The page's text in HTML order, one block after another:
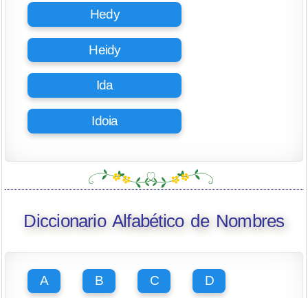
Hedy
Heidy
Ida
Idoia
Diccionario Alfabético de Nombres
A B C D